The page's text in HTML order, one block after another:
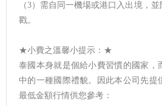
（3）需自同一機場或港口入出境，
戳。
★小費之溫馨小提示：★
泰國本身就是個給小費習慣的國家，
中的一種國際禮貌。因此本公司先提
最低金額行情供您參考：